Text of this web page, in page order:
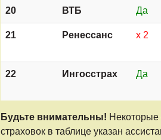
20 ВТБ Да
21 Ренессанс х 2
22 Ингосстрах Да
Будьте внимательны! Некоторые
страховок в таблице указан